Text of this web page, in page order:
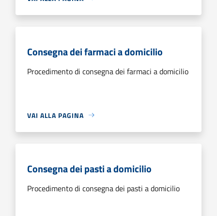
Consegna dei farmaci a domicilio
Procedimento di consegna dei farmaci a domicilio
VAI ALLA PAGINA
Consegna dei pasti a domicilio
Procedimento di consegna dei pasti a domicilio